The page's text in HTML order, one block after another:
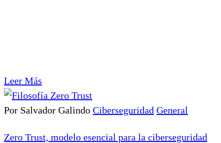
Leer Más
Por Salvador Galindo Ciberseguridad General
Zero Trust, modelo esencial para la ciberseguridad